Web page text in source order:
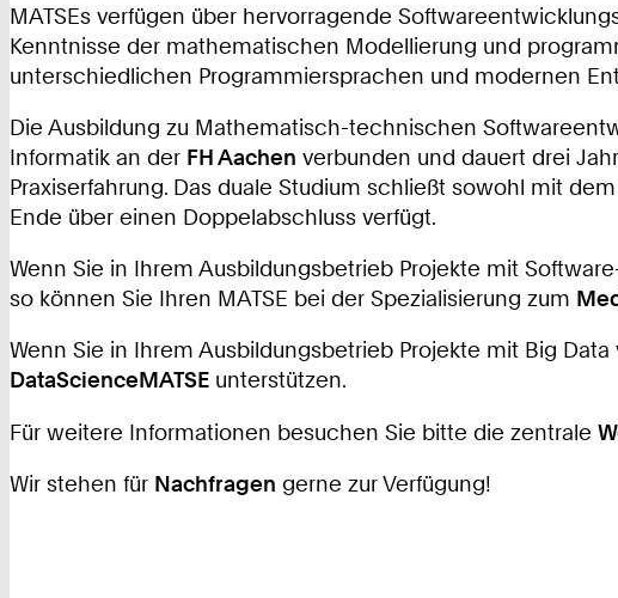
MATSEs verfügen über hervorragende
Kenntnisse der mathematischen Modellierung und
unterschiedlichen Programmiersprachen und modernen
Die Ausbildung zu Mathematisch-technischen
Informatik an der FH Aachen verbunden und dauert drei
Praxiserfahrung. Das duale Studium schließt sowohl mit
Ende über einen Doppelabschluss verfügt.
Wenn Sie in Ihrem Ausbildungsbetrieb Projekte mit
so können Sie Ihren MATSE bei der Spezialisierung zum
Wenn Sie in Ihrem Ausbildungsbetrieb Projekte mit Big
DataScienceMATSE unterstützen.
Für weitere Informationen besuchen Sie bitte die zentrale
Wir stehen für Nachfragen gerne zur Verfügung!